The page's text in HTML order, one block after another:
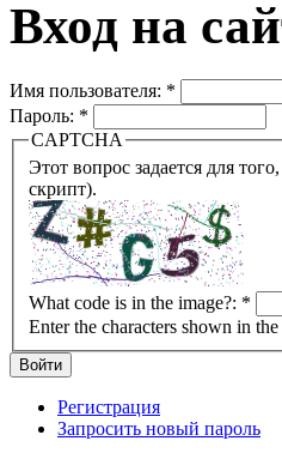
Вход на
Имя пользователя: *
Пароль: *
CAPTCHA
Этот вопрос задается для того, чтобы выяснить,
скрипт).
What code is in the image?: *
Enter the characters shown in the
Регистрация
Запросить новый пароль